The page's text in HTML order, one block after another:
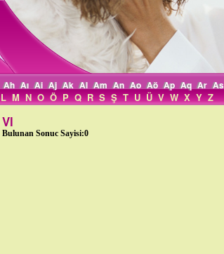
Ah Aı Ai Aj Ak Al Am An Ao Aö Ap Aq Ar As
L M N O Ö P Q R S Ş T U Ü V W X Y Z
Vl
Bulunan Sonuc Sayisi:0